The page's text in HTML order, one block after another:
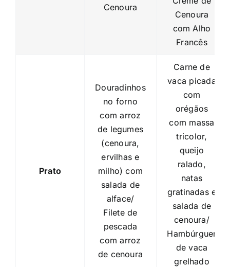
Cenoura
Cenoura
com Alho
Francês
Prato
Douradinhos
no forno
com arroz
de legumes
(cenoura,
ervilhas e
milho) com
salada de
alface/
Filete de
pescada
com arroz
de cenoura
Carne de
vaca picada
com
orégãos
com massa
tricolor,
queijo
ralado,
natas
gratinadas e
salada de
cenoura/
Hambúrguer
de vaca
grelhado